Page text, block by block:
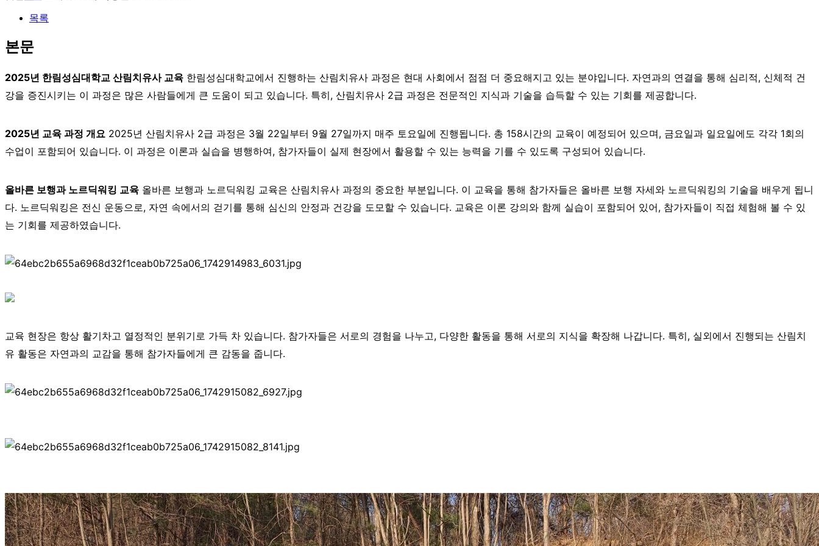
목록
본문
2025년 한림성심대학교 산림치유사 교육 한림성심대학교에서 진행하는 산림치유사 과정은 현대 사회에서 점점 더 중요해지고 있는 분야입니다. 자연과의 연결을 통해 심리적, 신체적 건
강을 증진시키는 이 과정은 많은 사람들에게 큰 도움이 되고 있습니다. 특히, 산림치유사 2급 과정은 전문적인 지식과 기술을 습득할 수 있는 기회를 제공합니다.
2025년 교육 과정 개요 2025년 산림치유사 2급 과정은 3월 22일부터 9월 27일까지 매주 토요일에 진행됩니다. 총 158시간의 교육이 예정되어 있으며, 금요일과 일요일에도 각각 1회의
수업이 포함되어 있습니다. 이 과정은 이론과 실습을 병행하여, 참가자들이 실제 현장에서 활용할 수 있는 능력을 기를 수 있도록 구성되어 있습니다.
올바른 보행과 노르딕워킹 교육 올바른 보행과 노르딕워킹 교육은 산림치유사 과정의 중요한 부분입니다. 이 교육을 통해 참가자들은 올바른 보행 자세와 노르딕워킹의 기술을 배우게 됩니
다. 노르딕워킹은 전신 운동으로, 자연 속에서의 걷기를 통해 심신의 안정과 건강을 도모할 수 있습니다. 교육은 이론 강의와 함께 실습이 포함되어 있어, 참가자들이 직접 체험해 볼 수 있
는 기회를 제공하였습니다.
교육 현장은 항상 활기차고 열정적인 분위기로 가득 차 있습니다. 참가자들은 서로의 경험을 나누고, 다양한 활동을 통해 서로의 지식을 확장해 나갑니다. 특히, 실외에서 진행되는 산림치
유 활동은 자연과의 교감을 통해 참가자들에게 큰 감동을 줍니다.